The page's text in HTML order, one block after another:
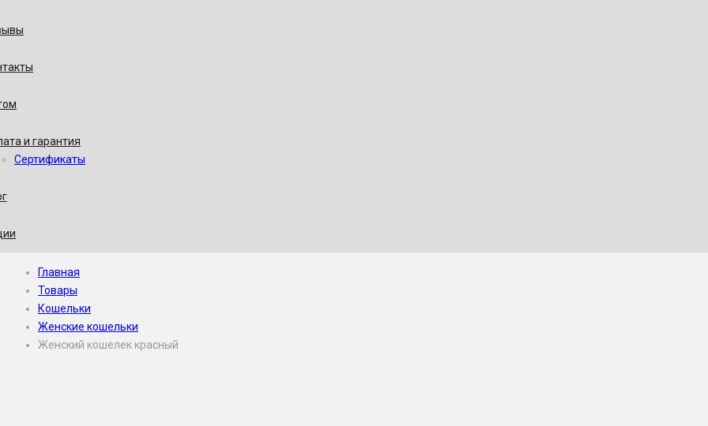
и гарантия
Сертификаты
Главная
Товары
Кошельки
Женские кошельки
Женский кошелек красный